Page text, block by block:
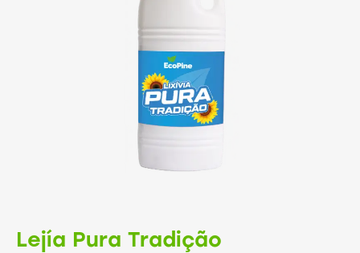
Lejía Pura Tradição